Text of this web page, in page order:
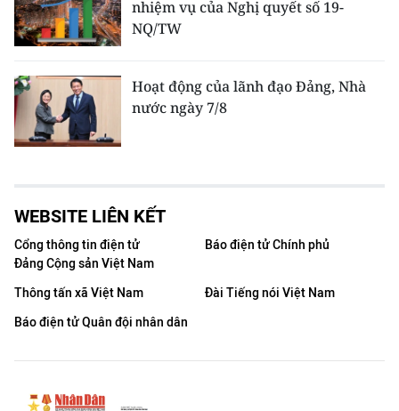
nhiệm vụ của Nghị quyết số 19-
NQ/TW
Hoạt động của lãnh đạo Đảng, Nhà
nước ngày 7/8
WEBSITE LIÊN KẾT
Cổng thông tin điện tử
Đảng Cộng sản Việt Nam
Báo điện tử Chính phủ
Thông tấn xã Việt Nam
Đài Tiếng nói Việt Nam
Báo điện tử Quân đội nhân dân